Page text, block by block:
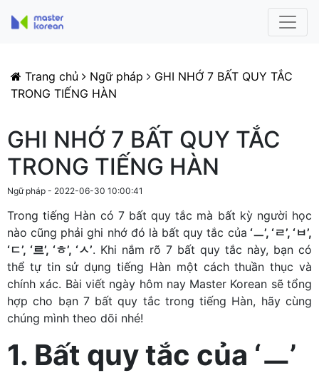
Trang chủ Ngữ pháp
GHI NHỚ 7 BẤT QUY TẮC
TRONG TIẾNG HÀN
GHI NHỚ 7 BẤT QUY TẮC
TRONG TIẾNG HÀN
Ngữ pháp - 2022-06-30 10:00:41
Trong tiếng Hàn có 7 bất quy tắc mà bất kỳ người học
nào cũng phải ghi nhớ đó là bất quy tắc của ‘ㅡ’, ‘ㄹ’, ‘ㅂ’,
‘ㄷ’, ‘르’, ‘ㅎ’, ‘ㅅ’. Khi nắm rõ 7 bất quy tắc này, bạn có
thể tự tin sử dụng tiếng Hàn một cách thuần thục và
chính xác. Bài viết ngày hôm nay Master Korean sẽ tổng
hợp cho bạn 7 bất quy tắc trong tiếng Hàn, hãy cùng
chúng mình theo dõi nhé!
1. Bất quy tắc của ‘ㅡ’